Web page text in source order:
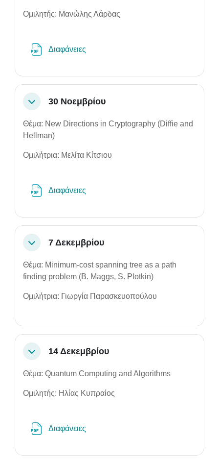
Ομιλητής: Μανώλης Λάρδας
Διαφάνειες
Σύμπτυξη30 Νοεμβρίου
Θέμα: New Directions in Cryptography (Diffie and
Hellman)
Ομιλήτρια: Μελίτα Κίτσιου
Διαφάνειες
Σύμπτυξη7 Δεκεμβρίου
Θέμα: Minimum-cost spanning tree as a path
finding problem (B. Maggs, S. Plotkin)
Ομιλήτρια: Γιωργία Παρασκευοπούλου
Σύμπτυξη14 Δεκεμβρίου
Θέμα: Quantum Computing and Algorithms
Ομιλητής: Ηλίας Κυπραίος
Διαφάνειες